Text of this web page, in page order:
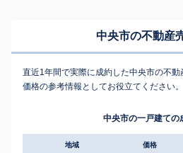
中央市の不動産
直近1年間で実際に成約した中央市の不
価格の参考情報としてお役立てください。
中央市の一戸建ての
地域 価格